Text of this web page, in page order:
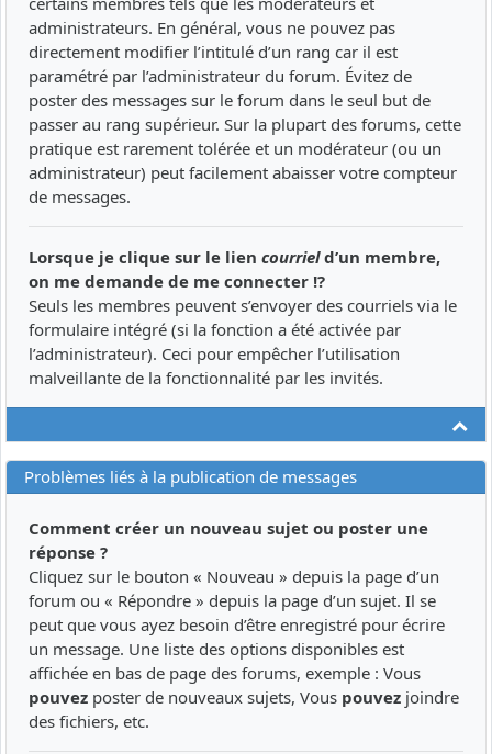
administrateurs. En général, vous ne pouvez pas
directement modifier l’intitulé d’un rang car il est
paramétré par l’administrateur du forum. Évitez de
poster des messages sur le forum dans le seul but de
passer au rang supérieur. Sur la plupart des forums, cette
pratique est rarement tolérée et un modérateur (ou un
administrateur) peut facilement abaisser votre compteur
de messages.
Lorsque je clique sur le lien courrield’un membre,
on me demande de me connecter !?
Seuls les membres peuvent s’envoyer des courriels via le
formulaire intégré (si la fonction a été activée par
l’administrateur). Ceci pour empêcher l’utilisation
malveillante de la fonctionnalité par les invités.
Problèmes liés à la publication de messages
Comment créer un nouveau sujet ou poster une
réponse ?
Cliquez sur le bouton « Nouveau » depuis la page d’un
forum ou « Répondre » depuis la page d’un sujet. Il se
peut que vous ayez besoin d’être enregistré pour écrire
un message. Une liste des options disponibles est
affichée en bas de page des forums, exemple : Vous
pouvez poster de nouveaux sujets, Vous pouvez joindre
des fichiers, etc.